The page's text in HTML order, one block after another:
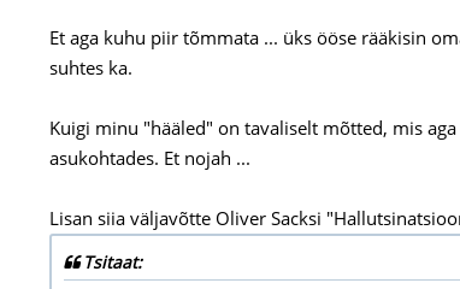
Et aga kuhu piir tõmmata ... üks ööse rääkisin
suhtes ka.
Kuigi minu "hääled" on tavaliselt mõtted, mis
asukohtades. Et nojah ...
Lisan siia väljavõtte Oliver Sacksi
Tsitaat: